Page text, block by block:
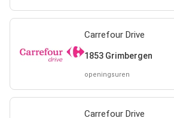
Carrefour Drive
1853 Grimbergen
openingsuren
Carrefour Drive